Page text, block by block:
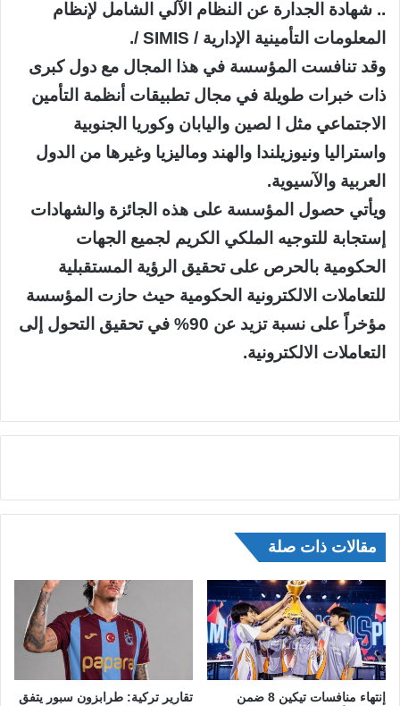
.. شهادة الجدارة عن النظام الآلي الشامل لإنظام
المعلومات التأمينية الإدارية / SIMIS /.
وقد تنافست المؤسسة في هذا المجال مع دول كبرى
ذات خبرات طويلة في مجال تطبيقات أنظمة التأمين
الاجتماعي مثل ا لصين واليابان وكوريا الجنوبية
واستراليا ونيوزيلندا والهند وماليزيا وغيرها من الدول
العربية والآسيوية.
ويأتي حصول المؤسسة على هذه الجائزة والشهادات
إستجابة للتوجيه الملكي الكريم لجميع الجهات
الحكومية بالحرص على تحقيق الرؤية المستقبلية
للتعاملات الالكترونية الحكومية حيث حازت المؤسسة
مؤخراً على نسبة تزيد عن 90% في تحقيق التحول إلى
التعاملات الالكترونية.
مقالات ذات صلة
إنتهاء منافسات تيكين 8 ضمن
تقارير تركية: طرابزون سبور يتفق